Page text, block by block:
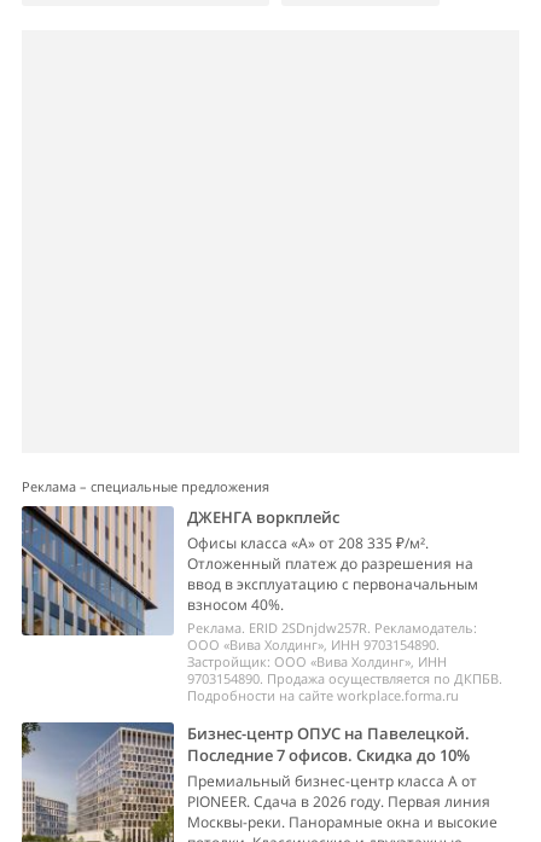
Реклама – специальные предложения
ДЖЕНГА воркплейс
Офисы класса «А» от 208 335 ₽/м².
Отложенный платеж до разрешения на
ввод в эксплуатацию с первоначальным
взносом 40%.
Реклама. ERID 2SDnjdw257R. Рекламодатель:
ООО «Вива Холдинг», ИНН 9703154890.
Застройщик: ООО «Вива Холдинг», ИНН
9703154890. Продажа осуществляется по ДКПБВ.
Подробности на сайте workplace.forma.ru
Бизнес-центр ОПУС на Павелецкой.
Последние 7 офисов. Скидка до 10%
Премиальный бизнес-центр класса А от
PIONEER. Сдача в 2026 году. Первая линия
Москвы-реки. Панорамные окна и высокие